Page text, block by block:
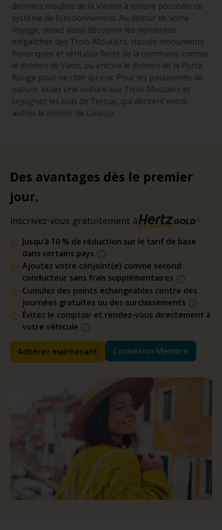
derniers moulins de la Vienne à encore posséder ce
système de fonctionnement. Au détour de votre
voyage, venez aussi découvrir les nombreux
mégalithes des Trois-Moutiers, classés monuments
historiques et véritable fierté de la commune, comme
le dolmen de Vaon, ou encore le dolmen de la Porte
Rouge pour ne citer qu'eux. Pour les passionnés de
nature, louez une voiture aux Trois-Moutiers et
rejoignez les bois de Ternay, qui abritent entre
autres le menhir de Courçu.
Des avantages dès le premier
jour.
Inscrivez-vous gratuitement à
Jusqu’à 10 % de réduction sur le tarif de base
dans certains pays
Ajoutez votre conjoint(e) comme second
conducteur sans frais supplémentaires
Cumulez des points échangeables contre des
journées gratuites ou des surclassements
Évitez le comptoir et rendez-vous directement à
votre véhicule
Adhérez maintenant Connexion Membre